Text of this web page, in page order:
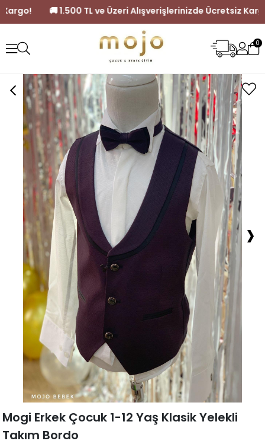
Kargo! 🚚 1.500 TL ve Üzeri Alışverişlerinizde
0
›
Mogi Erkek Çocuk 1-12 Yaş Klasik Yelekli
Takım Bordo